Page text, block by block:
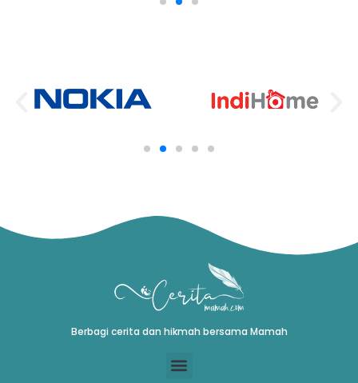
Berbagi cerita dan hikmah bersama Mamah